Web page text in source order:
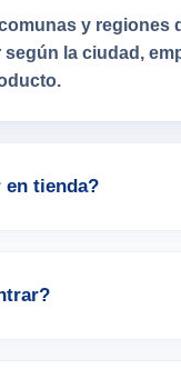
y regiones
la ciudad,
tienda?